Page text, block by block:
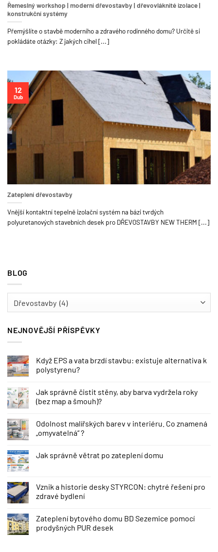
Řemeslný workshop | moderní dřevostavby | dřevovláknité izolace |
konstrukční systémy
Přemýšlíte o stavbě moderního a zdravého rodinného domu? Určitě si
pokládáte otázky: Z jakých cihel [...]
Zateplení dřevostavby
Vnější kontaktní tepelně izolační systém na bázi tvrdých
polyuretanových stavebních desek pro DŘEVOSTAVBY NEW THERM [...]
12
Dub
BLOG
NEJNOVĚJŠÍ PŘÍSPĚVKY
Když EPS a vata brzdí stavbu: existuje alternativa k
polystyrenu?
Jak správně čistit stěny, aby barva vydržela roky
(bez map a šmouh)?
Odolnost malířských barev v interiéru. Co znamená
„omyvatelná“ ?
Jak správně větrat po zateplení domu
Vznik a historie desky STYRCON: chytré řešení pro
zdravé bydlení
Zateplení bytového domu BD Sezemice pomocí
prodyšných PUR desek